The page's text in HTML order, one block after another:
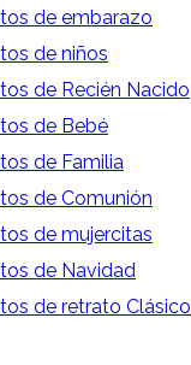
de embarazo
de niños
de Recién Nacido
de Bebé
de Familia
de Comunión
de mujercitas
de Navidad
de retrato Clásico